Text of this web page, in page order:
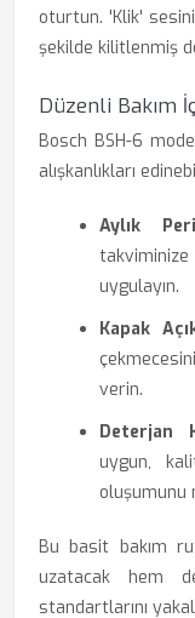
oturtun. 'Klik'
şekilde kilitlenmiş
Düzenli Bakım
Bosch BSH-6
alışkanlıkları
Aylık
uygulayın.
Kapak
verin.
Deterjan
uygun,
oluşumunu
Bu basit bakım
uzatacak hem
standartlarını